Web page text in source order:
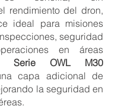
rendimiento del dron,
ideal para misiones
seguridad
en áreas
Serie
OWL M30
capa adicional de
la seguridad en